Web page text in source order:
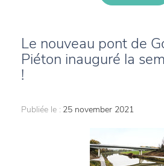
Le nouveau pont de
Piéton inauguré la
!
Publiée le : 25 november 2021